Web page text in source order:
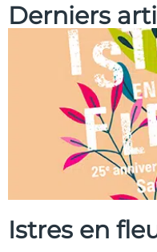
Derniers
Istres en